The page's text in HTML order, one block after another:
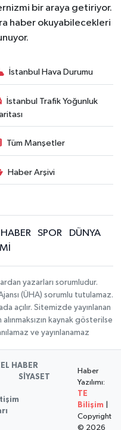
bir araya getiriyor.
haber okuyabilecekleri
İstanbul Hava Durumu
İstanbul Trafik Yoğunluk
Tüm Manşetler
Haber Arşivi
SPOR
DÜNYA
yazarları sorumludur.
(ÜHA) sorumlu tutulamaz.
açılır. Sitemizde yayınlanan
kaynak gösterilse
ve yayınlanamaz
HABER
SİYASET
Haber
Yazılımı:
TE
Bilişim
Copyright
© 2026